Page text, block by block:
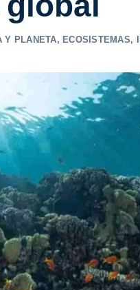
Y PLANETA, ECOSISTEMAS,